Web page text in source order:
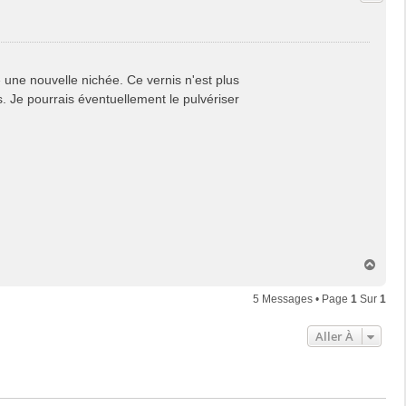
nouvelle nichée. Ce vernis n'est plus
Je pourrais éventuellement le pulvériser
u
t
5 Messages • Page 1 Sur 1
Aller À